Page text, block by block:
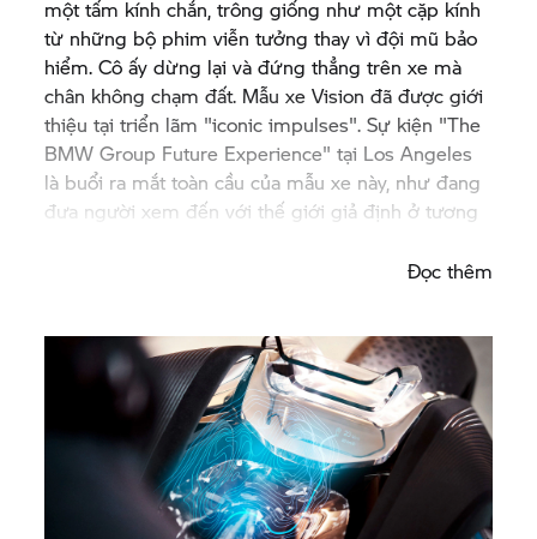
một tấm kính chắn, trông giống như một cặp kính
từ những bộ phim viễn tưởng thay vì đội mũ bảo
hiểm. Cô ấy dừng lại và đứng thẳng trên xe mà
chân không chạm đất. Mẫu xe Vision đã được giới
thiệu tại triển lãm "iconic impulses". Sự kiện "The
BMW Group Future Experience" tại Los Angeles
là buổi ra mắt toàn cầu của mẫu xe này, như đang
đưa người xem đến với thế giới giả định ở tương
Đọc thêm